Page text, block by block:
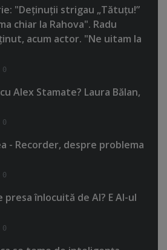
"Deţinuţii strigau „Tătuţu!”
chiar la Rahova". Radu
acum actor. "Ne uitam la
0
Alex Stamate? Laura Bălan,
0
- Recorder, despre problema
0
presa înlocuită de AI? E AI-ul
0